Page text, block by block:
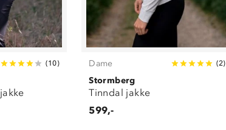
(10) Dame (2)
Stormberg
Tinndal jakke
599,-